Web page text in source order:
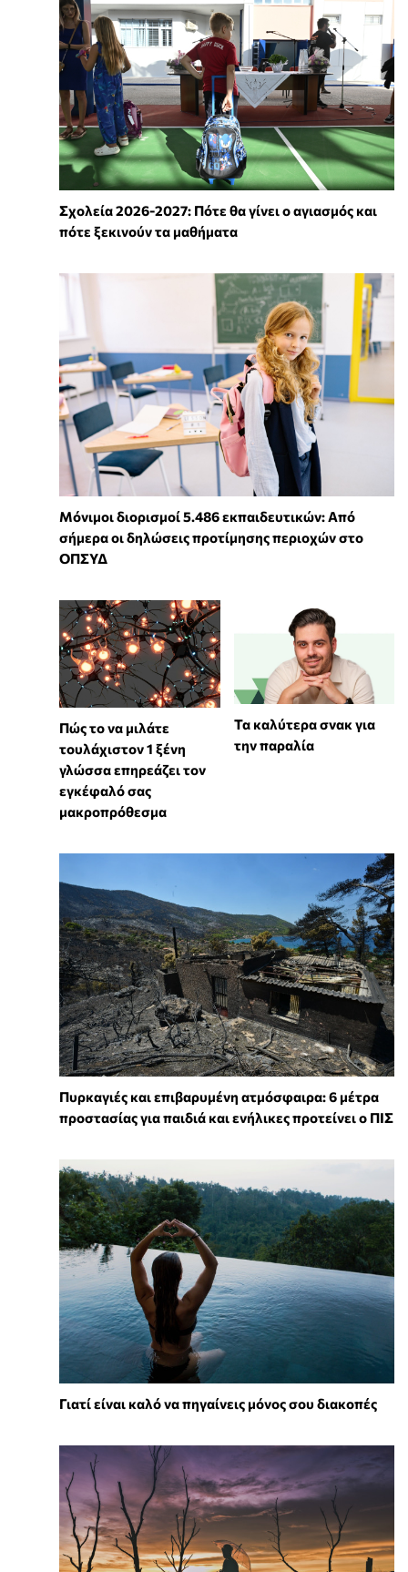
Σχολεία 2026-2027: Πότε θα γίνει ο αγιασμός και
πότε ξεκινούν τα μαθήματα
Μόνιμοι διορισμοί 5.486 εκπαιδευτικών: Από
σήμερα οι δηλώσεις προτίμησης περιοχών στο
ΟΠΣΥΔ
⁠Πώς το να μιλάτε
τουλάχιστον 1 ξένη
γλώσσα επηρεάζει τον
εγκέφαλό σας
μακροπρόθεσμα
Τα καλύτερα σνακ για
την παραλία
Πυρκαγιές και επιβαρυμένη ατμόσφαιρα: 6 μέτρα
προστασίας για παιδιά και ενήλικες προτείνει ο ΠΙΣ
Γιατί είναι καλό να πηγαίνεις μόνος σου διακοπές